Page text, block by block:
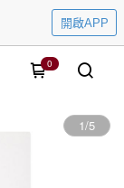
開啟APP
0
1/5